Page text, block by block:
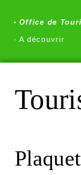
Office de
A découvrir